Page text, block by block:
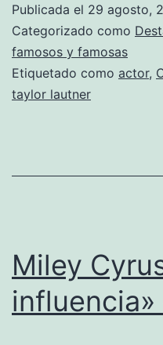
por
Taylor
Launter?
Publicada el 29 agosto,
Categorizado como
famosos y famosas
Etiquetado como actor,
taylor lautner
Miley